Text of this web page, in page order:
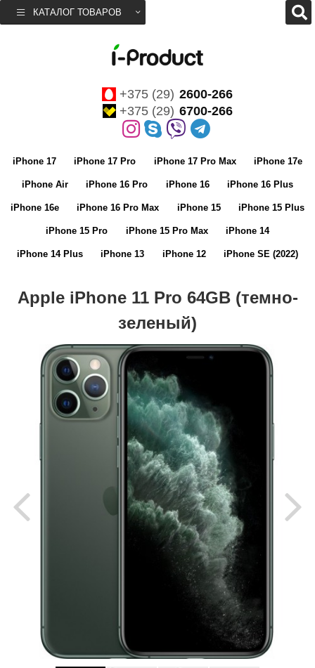
КАТАЛОГ ТОВАРОВ
+375 (29) 2600-266
+375 (29) 6700-266
iPhone 17 iPhone 17 Pro iPhone 17 Pro Max iPhone 17e
iPhone Air iPhone 16 Pro iPhone 16 iPhone 16 Plus
iPhone 16e iPhone 16 Pro Max iPhone 15 iPhone 15 Plus
iPhone 15 Pro iPhone 15 Pro Max iPhone 14
iPhone 14 Plus iPhone 13 iPhone 12 iPhone SE (2022)
Apple iPhone 11 Pro 64GB (темно-
зеленый)